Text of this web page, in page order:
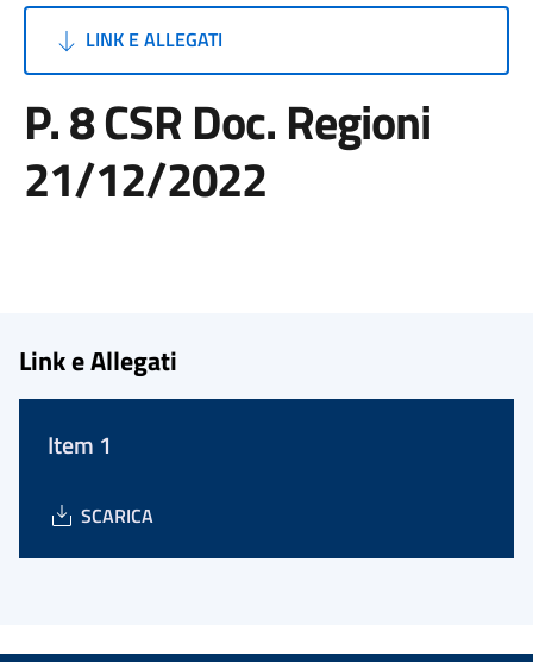
LINK E ALLEGATI
P. 8 CSR Doc. Regioni
21/12/2022
Link e Allegati
Item 1
SCARICA